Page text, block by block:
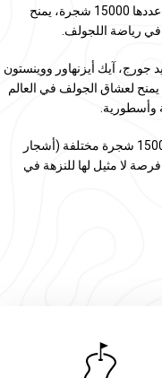
بتاريخه العريق، وحديقته البديعة، وأشجاره البالغ عددها 15000 شجرة، يمنح
رياضة اللجولف.
جورج، آيك أيزنهاور ووينستون
لعشاق الجولف في العالم
وأسطورية.
كما يوفر هذا الملعب الرائع الذي يضم أزيد من 15000 شجرة مختلفة (أشجار
فرصة لا مثيل لها للنزهة في